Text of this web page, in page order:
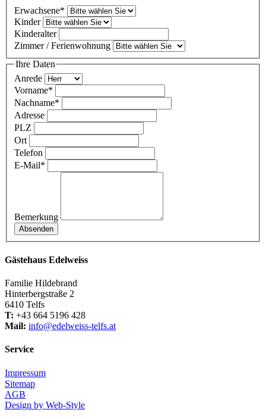
Erwachsene*
Kinder
Kinderalter
Zimmer / Ferienwohnung
Ihre Daten
Anrede
Vorname*
Nachname*
Adresse
PLZ
Ort
Telefon
E-Mail*
Bemerkung
Gästehaus Edelweiss
Familie Hildebrand
Hinterbergstraße 2
6410 Telfs
T: +43 664 5196 428
Mail: info@edelweiss-telfs.at
Service
Impressum
Sitemap
AGB
Design by Web-Style